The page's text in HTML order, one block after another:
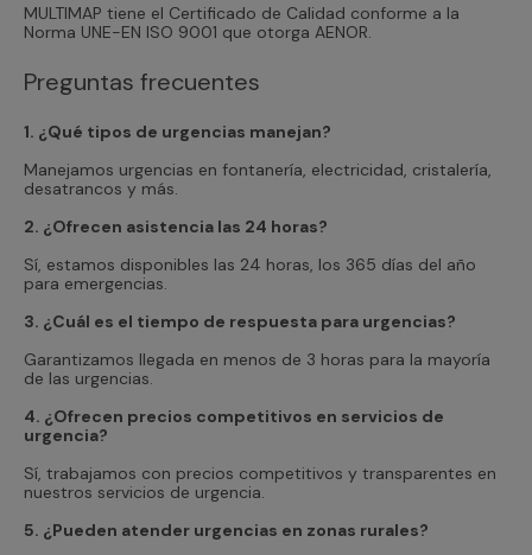
MULTIMAP tiene el Certificado de Calidad conforme a la
Norma UNE-EN ISO 9001 que otorga AENOR.
Preguntas frecuentes
1. ¿Qué tipos de urgencias manejan?
Manejamos urgencias en fontanería, electricidad, cristalería,
desatrancos y más.
2. ¿Ofrecen asistencia las 24 horas?
Sí, estamos disponibles las 24 horas, los 365 días del año
para emergencias.
3. ¿Cuál es el tiempo de respuesta para urgencias?
Garantizamos llegada en menos de 3 horas para la mayoría
de las urgencias.
4. ¿Ofrecen precios competitivos en servicios de
urgencia?
Sí, trabajamos con precios competitivos y transparentes en
nuestros servicios de urgencia.
5. ¿Pueden atender urgencias en zonas rurales?